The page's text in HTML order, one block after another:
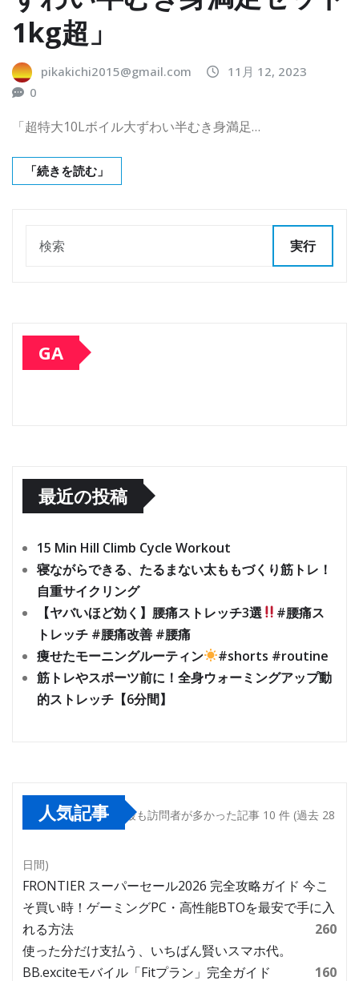
1kg超」
pikakichi2015@gmail.com
11月 12, 2023
0
「超特大10Lボイル大ずわい半むき身満足…
「続きを読む」
実行
GA
最近の投稿
15 Min Hill Climb Cycle Workout
寝ながらできる、たるまない太ももづくり筋トレ！
自重サイクリング
【ヤバいほど効く】腰痛ストレッチ3選
#腰痛ス
トレッチ #腰痛改善 #腰痛
痩せたモーニングルーティン
#shorts #routine
筋トレやスポーツ前に！全身ウォーミングアップ動
的ストレッチ【6分間】
人気記事 最も訪問者が多かった記事 10 件 (過去 28
日間)
FRONTIER スーパーセール2026 完全攻略ガイド 今こ
そ買い時！ゲーミングPC・高性能BTOを最安で手に入
れる方法
260
使った分だけ支払う、いちばん賢いスマホ代。
BB.exciteモバイル「Fitプラン」完全ガイド
160